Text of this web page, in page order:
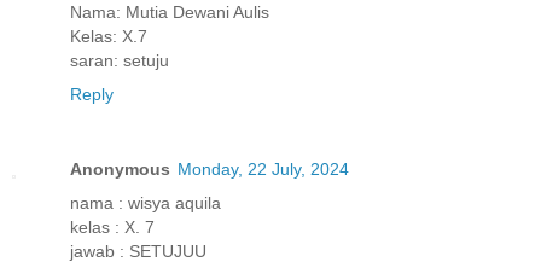
Nama: Mutia Dewani Aulis
Kelas: X.7
saran: setuju
Reply
Anonymous Monday, 22 July, 2024
nama : wisya aquila
kelas : X. 7
jawab : SETUJUU